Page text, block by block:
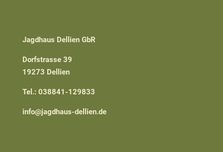
Jagdhaus Dellien GbR
Dorfstrasse 39
19273 Dellien
Tel.: 038841-129833
info@jagdhaus-dellien.de